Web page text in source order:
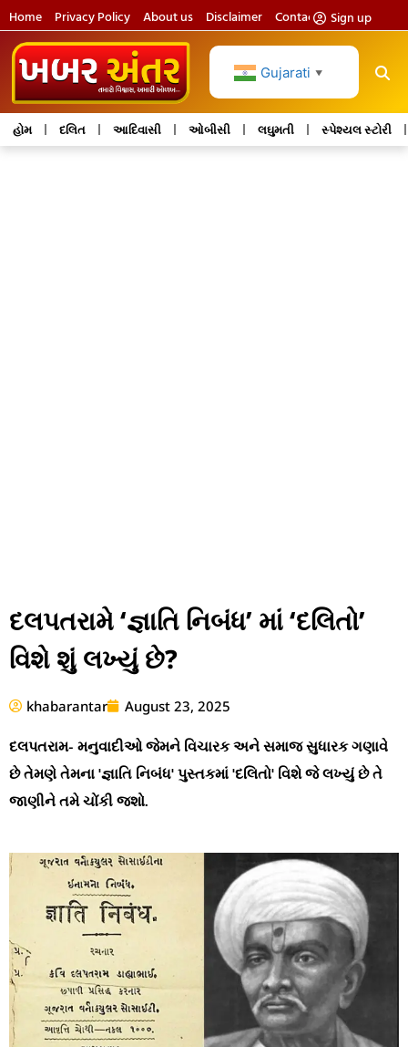
Home Privacy Policy About us Disclaimer Contact usSign up
Gujarati ▼
હોમ દલિત આદિવાસી ઓબીસી લઘુમતી સ્પેશ્યલ સ્ટોરી
દલપતરામે ‘જ્ઞાતિ નિબંધ’ માં ‘દલિતો’
વિશે શું લખ્યું છે?
khabarantar August 23, 2025
દલપતરામ- મનુવાદીઓ જેમને વિચારક અને સમાજ સુધારક ગણાવે
છે તેમણે તેમના 'જ્ઞાતિ નિબંધ' પુસ્તકમાં 'દલિતો' વિશે જે લખ્યું છે તે
જાણીને તમે ચોંકી જશો.